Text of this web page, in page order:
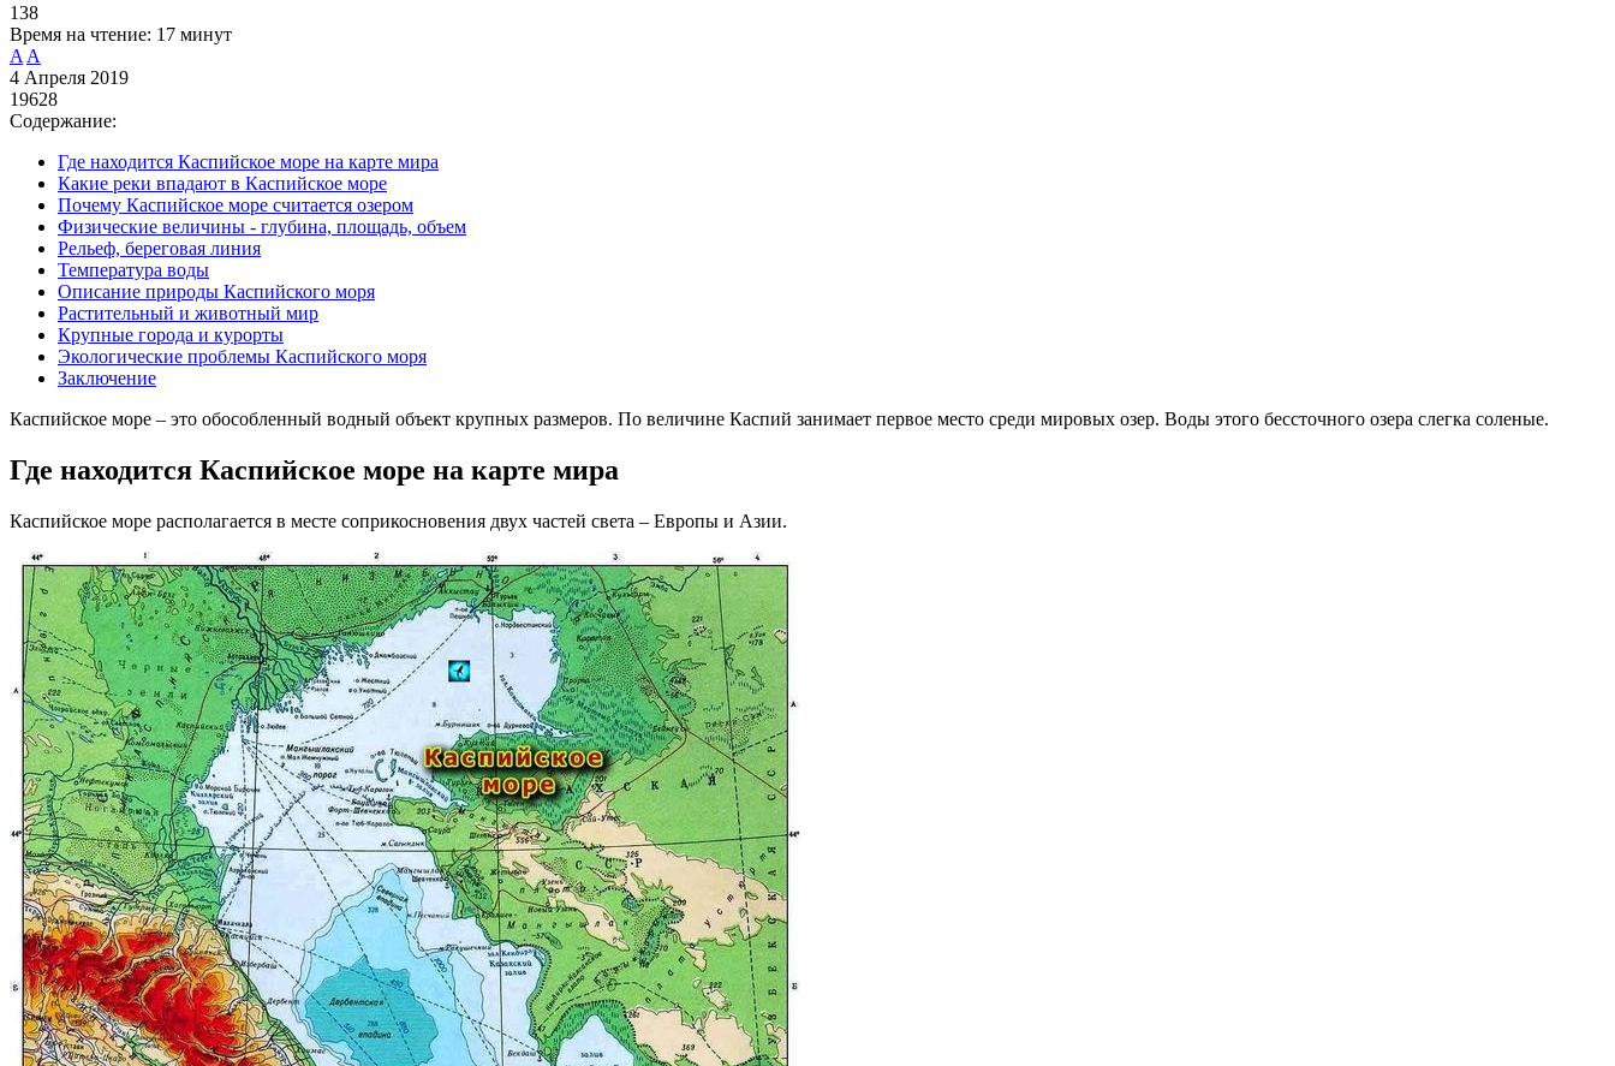
138
Время на чтение: 17 минут
A A
4 Апреля 2019
19628
Содержание:
Где находится Каспийское море на карте мира
Какие реки впадают в Каспийское море
Почему Каспийское море считается озером
Физические величины - глубина, площадь, объем
Рельеф, береговая линия
Температура воды
Описание природы Каспийского моря
Растительный и животный мир
Крупные города и курорты
Экологические проблемы Каспийского моря
Заключение
Каспийское море – это обособленный водный объект крупных размеров. По величине Каспий занимает первое место среди мировых озер. Воды этого бессточного озера слегка соленые.
Где находится Каспийское море на карте мира
Каспийское море располагается в месте соприкосновения двух частей света – Европы и Азии.